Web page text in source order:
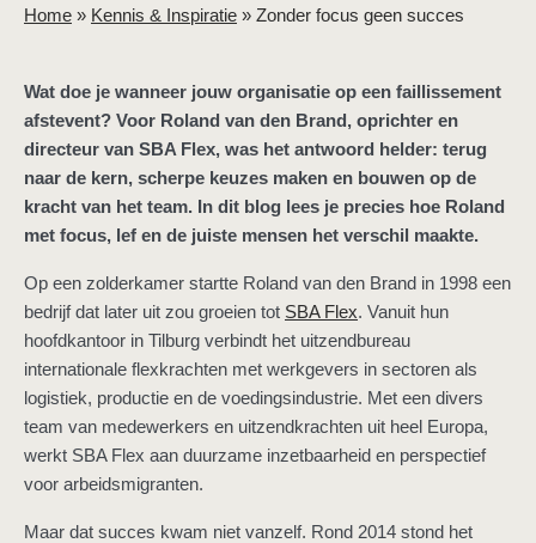
Home » Kennis & Inspiratie » Zonder focus geen succes
Wat doe je wanneer jouw organisatie op een faillissement
afstevent? Voor Roland van den Brand, oprichter en
directeur van SBA Flex, was het antwoord helder: terug
naar de kern, scherpe keuzes maken en bouwen op de
kracht van het team. In dit blog lees je precies hoe Roland
met focus, lef en de juiste mensen het verschil maakte.
Op een zolderkamer startte Roland van den Brand in 1998 een
bedrijf dat later uit zou groeien tot SBA Flex. Vanuit hun
hoofdkantoor in Tilburg verbindt het uitzendbureau
internationale flexkrachten met werkgevers in sectoren als
logistiek, productie en de voedingsindustrie. Met een divers
team van medewerkers en uitzendkrachten uit heel Europa,
werkt SBA Flex aan duurzame inzetbaarheid en perspectief
voor arbeidsmigranten.
Maar dat succes kwam niet vanzelf. Rond 2014 stond het